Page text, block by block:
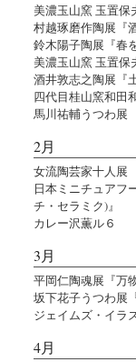
美濃玉山窯 玉置保
村越琢磨作陶展『
鈴木陽子陶展『春
美濃玉山窯 玉置保
酒井敦志之陶展『
四代目桂山窯和田
馬川祐輔うつわ展
2月
女流陶芸家十人展
日本ミニチュアフ
チ・セラミク)』
カレー沢薫ル６
3月
平岡仁陶魂展『万
坂下花子うつわ展
ジェイムズ・イラ
4月